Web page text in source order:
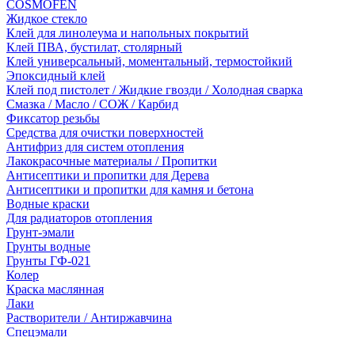
COSMOFEN
Жидкое стекло
Клей для линолеума и напольных покрытий
Клей ПВА, бустилат, столярный
Клей универсальный, моментальный, термостойкий
Эпоксидный клей
Клей под пистолет / Жидкие гвозди / Холодная сварка
Смазка / Масло / СОЖ / Карбид
Фиксатор резьбы
Средства для очистки поверхностей
Антифриз для систем отопления
Лакокрасочные материалы / Пропитки
Антисептики и пропитки для Дерева
Антисептики и пропитки для камня и бетона
Водные краски
Для радиаторов отопления
Грунт-эмали
Грунты водные
Грунты ГФ-021
Колер
Краска маслянная
Лаки
Растворители / Антиржавчина
Спецэмали